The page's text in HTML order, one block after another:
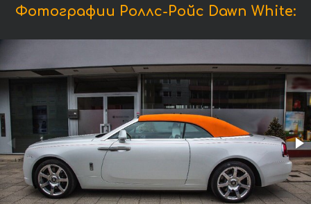
Фотографии Роллс-Ройс Dawn White: